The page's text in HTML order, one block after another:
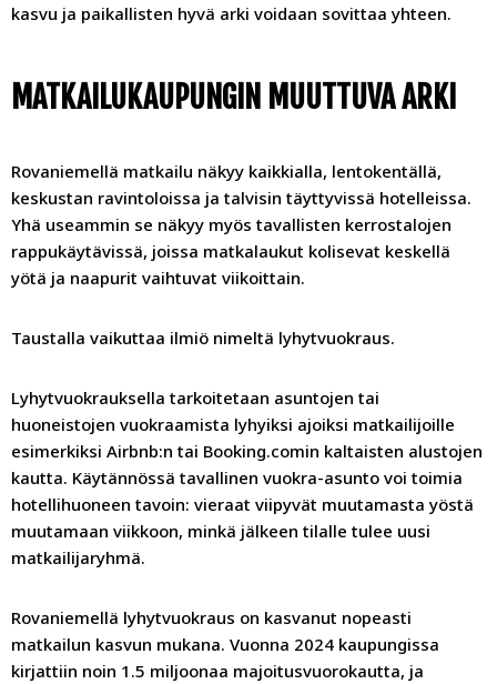
kasvu ja paikallisten hyvä arki voidaan sovittaa yhteen.
MATKAILUKAUPUNGIN MUUTTUVA ARKI
Rovaniemellä matkailu näkyy kaikkialla, lentokentällä,
keskustan ravintoloissa ja talvisin täyttyvissä hotelleissa.
Yhä useammin se näkyy myös tavallisten kerrostalojen
rappukäytävissä, joissa matkalaukut kolisevat keskellä
yötä ja naapurit vaihtuvat viikoittain.
Taustalla vaikuttaa ilmiö nimeltä lyhytvuokraus.
Lyhytvuokrauksella tarkoitetaan asuntojen tai
huoneistojen vuokraamista lyhyiksi ajoiksi matkailijoille
esimerkiksi Airbnb:n tai Booking.comin kaltaisten alustojen
kautta. Käytännössä tavallinen vuokra-asunto voi toimia
hotellihuoneen tavoin: vieraat viipyvät muutamasta yöstä
muutamaan viikkoon, minkä jälkeen tilalle tulee uusi
matkailijaryhmä.
Rovaniemellä lyhytvuokraus on kasvanut nopeasti
matkailun kasvun mukana. Vuonna 2024 kaupungissa
kirjattiin noin 1.5 miljoonaa majoitusvuorokautta, ja